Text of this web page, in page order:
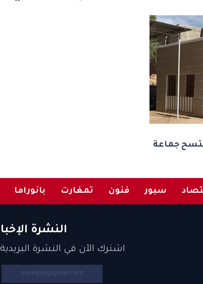
جماعة
سبور فنون تمغارت بانوراما
النشرة
اشترك الآن في النشرة